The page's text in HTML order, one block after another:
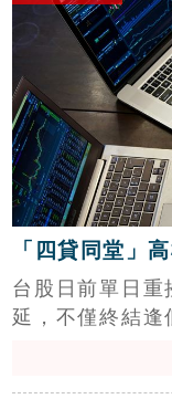
施容許使用」
眾落實農業經
關單位，以免
環境及土地利用
「四貸同堂」
台股日前單日重
延，不僅終結逢